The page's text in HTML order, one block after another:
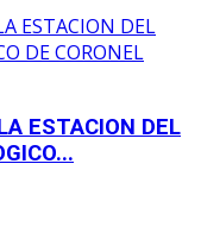
ESTACION DEL